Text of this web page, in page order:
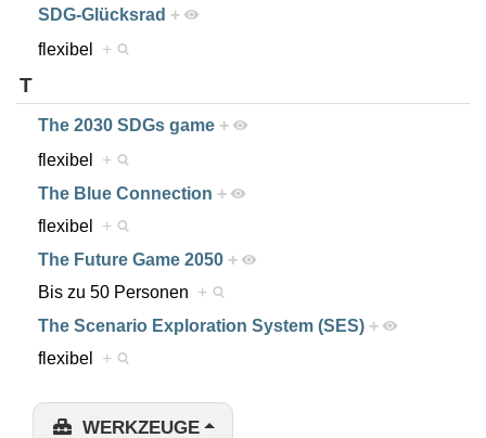
SDG-Glücksrad +
flexibel +
T
The 2030 SDGs game +
flexibel +
The Blue Connection +
flexibel +
The Future Game 2050 +
Bis zu 50 Personen +
The Scenario Exploration System (SES) +
flexibel +
WERKZEUGE